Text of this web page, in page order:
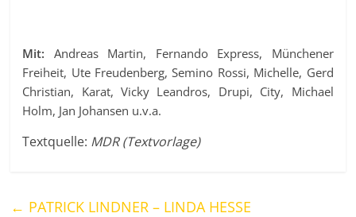
Mit: Andreas Martin, Fernando Express, Münchener
Freiheit, Ute Freudenberg, Semino Rossi, Michelle, Gerd
Christian, Karat, Vicky Leandros, Drupi, City, Michael
Holm, Jan Johansen u.v.a.
Textquelle: MDR (Textvorlage)
← PATRICK LINDNER – LINDA HESSE